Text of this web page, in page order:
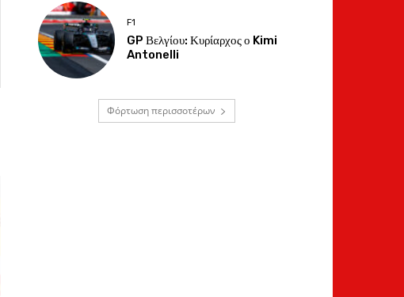
F1
GP Βελγίου: Κυρίαρχος ο Kimi
Antonelli
Φόρτωση περισσοτέρων